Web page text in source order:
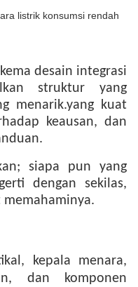
listrik konsumsi rendah
desain integrasi
struktur yang
menarik.yang kuat
keausan, dan
siapa pun yang
dengan sekilas,
kepala menara,
dan komponen